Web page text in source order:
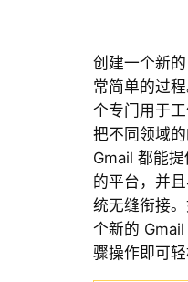
创建一个新
常简单的过
个专门用于
把不同领域的
Gmail 都能
的平台，并
统无缝衔接
个新的
骤操作即可轻